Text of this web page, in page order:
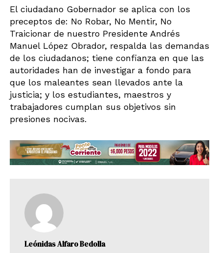
El ciudadano Gobernador se aplica con los
preceptos de: No Robar, No Mentir, No
Traicionar de nuestro Presidente Andrés
Manuel López Obrador, respalda las demandas
de los ciudadanos; tiene confianza en que las
autoridades han de investigar a fondo para
que los maleantes sean llevados ante la
justicia; y los estudiantes, maestros y
trabajadores cumplan sus objetivos sin
presiones nocivas.
Leónidas Alfaro Bedolla